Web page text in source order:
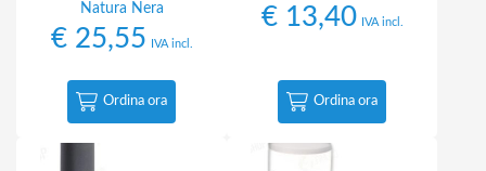
Natura Nera
€25,55 IVA incl.
Ordina ora
€13,40 IVA incl.
Ordina ora